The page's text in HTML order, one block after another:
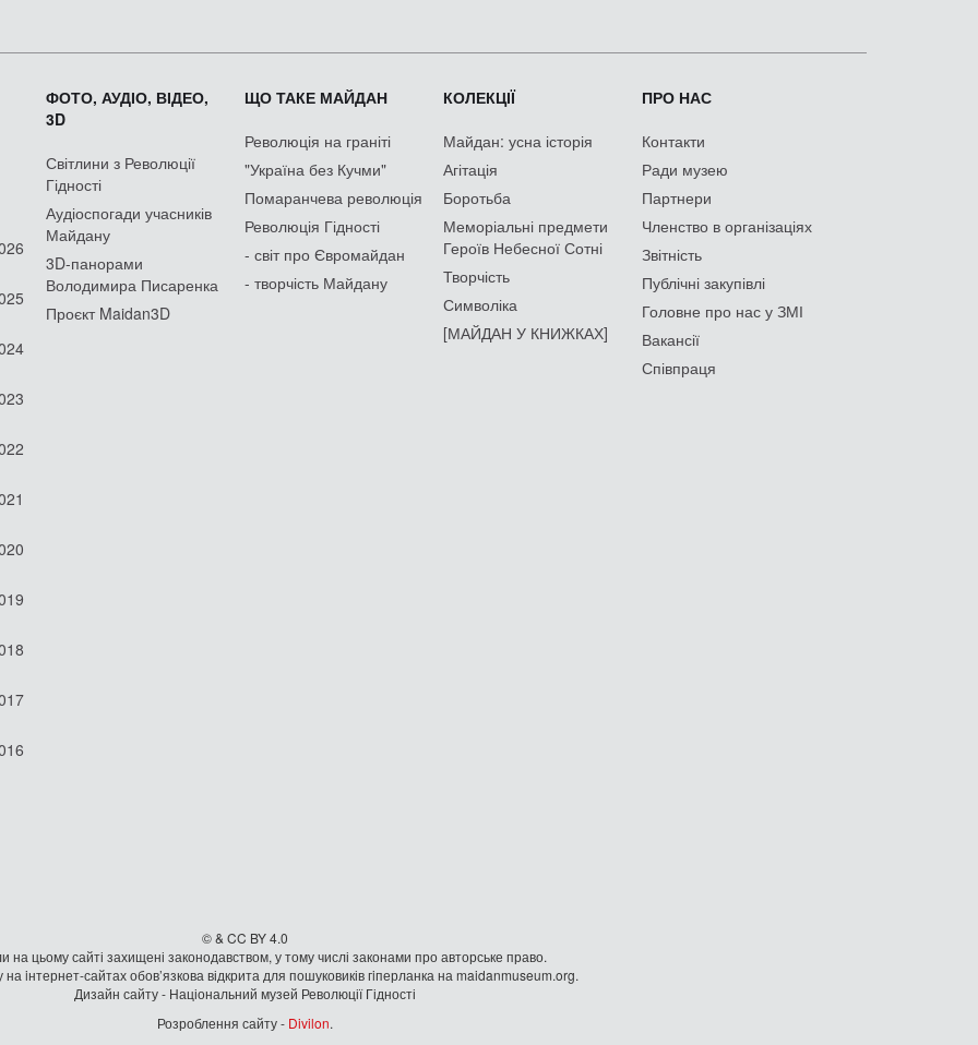
ФОТО, АУДІО, ВІДЕО,
3D
Світлини з Революції
Гідності
Аудіоспогади учасників
Майдану
3D-панорами
Володимира Писаренка
Проєкт Maidan3D
ЩО ТАКЕ МАЙДАН
Революція на граніті
"Україна без Кучми"
Помаранчева революція
Революція Гідності
- світ про Євромайдан
- творчість Майдану
КОЛЕКЦІЇ
Майдан: усна історія
Агітація
Боротьба
Меморіальні предмети
Героїв Небесної Сотні
Творчість
Символіка
[МАЙДАН У КНИЖКАХ]
ПРО НАС
Контакти
Ради музею
Партнери
Членство в організаціях
Звітність
Публічні закупівлі
Головне про нас у ЗМІ
Вакансії
Співпраця
© & CC BY 4.0
на цьому сайті захищені законодавством, у тому числі законами про авторське право.
iнтернет-сайтах обов’язкова відкрита для пошуковиків гiперланка на maidanmuseum.org.
Дизайн сайту - Національний музей Революції Гідності
Розроблення сайту - Divilon.